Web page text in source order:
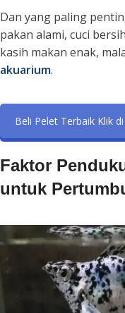
Dan yang paling
pakan alami, cuci
kasih makan enak,
akuarium.
Beli Pelet Terbaik Klik di
Faktor
untuk